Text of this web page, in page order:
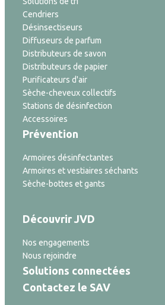
Cendriers
Désinsectiseurs
Diffuseurs de parfum
Distributeurs de savon
Distributeurs de papier
Purificateurs d'air
Sèche-cheveux collectifs
Stations de désinfection
Accessoires
Prévention
Armoires désinfectantes
Armoires et vestiaires séchants
Sèche-bottes et gants
Découvrir JVD
Nos engagements
Nous rejoindre
Solutions connectées
Contactez le SAV